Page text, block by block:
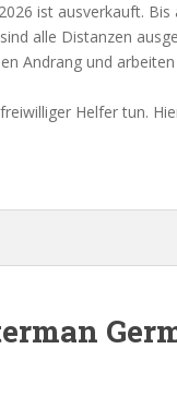
ist ausverkauft. Bis
alle Distanzen
Andrang und
Helfer tun.